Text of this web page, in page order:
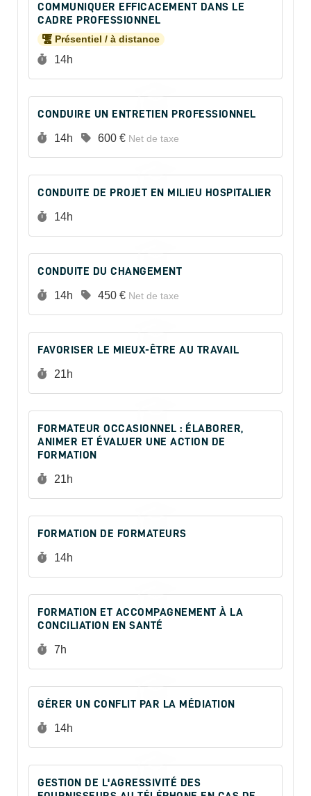
COMMUNIQUER EFFICACEMENT DANS LE
CADRE PROFESSIONNEL
Présentiel / à distance
Durée :
14h
CONDUIRE UN ENTRETIEN PROFESSIONNEL
Durée :
14h Prix :
600 € Net de taxe
CONDUITE DE PROJET EN MILIEU HOSPITALIER
Durée :
14h
CONDUITE DU CHANGEMENT
Durée :
14h Prix :
450 € Net de taxe
FAVORISER LE MIEUX-ÊTRE AU TRAVAIL
Durée :
21h
FORMATEUR OCCASIONNEL : ÉLABORER,
ANIMER ET ÉVALUER UNE ACTION DE
FORMATION
Durée :
21h
FORMATION DE FORMATEURS
Durée :
14h
FORMATION ET ACCOMPAGNEMENT À LA
CONCILIATION EN SANTÉ
Durée :
7h
GÉRER UN CONFLIT PAR LA MÉDIATION
Durée :
14h
GESTION DE L'AGRESSIVITÉ DES